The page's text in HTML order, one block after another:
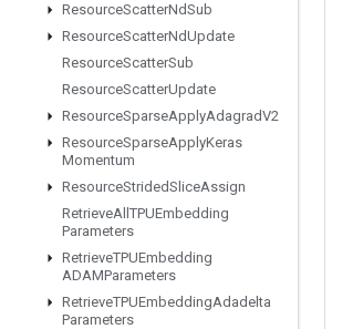
ResourceScatterNdSub
ResourceScatterNdUpdate
ResourceScatterSub
ResourceScatterUpdate
ResourceSparseApplyAdagradV2
ResourceSparseApplyKeras
Momentum
ResourceStridedSliceAssign
RetrieveAll TPUEmbedding
Parameters
RetrieveTPUEmbedding
ADAMParameters
RetrieveTPUEmbeddingAdadelta
Parameters